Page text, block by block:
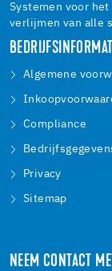
Systemen voor
verlijmen van alle
Algemene
Compliance
Privacy
Sitemap
NEEM CONTACT